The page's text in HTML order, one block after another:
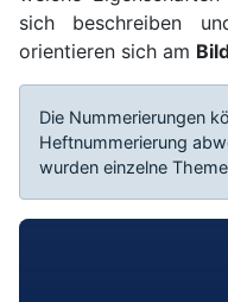
sich beschreiben
orientieren sich am
Die Nummerierungen
Heftnummerierung
wurden einzelne